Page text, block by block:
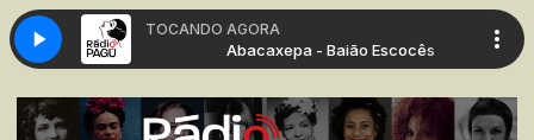
TOCANDO AGORA
Escocês Abacaxepa - Baião Escocês